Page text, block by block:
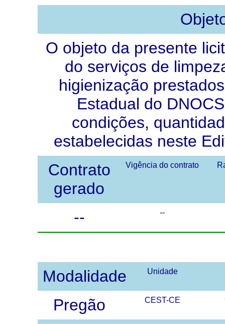
O objeto da presente
do serviços de
higienização
Estadual do
condições,
estabelecidas neste
Contrato
gerado
Vigência do contrato
-- --
Modalidade Unidade
Pregão CEST-CE